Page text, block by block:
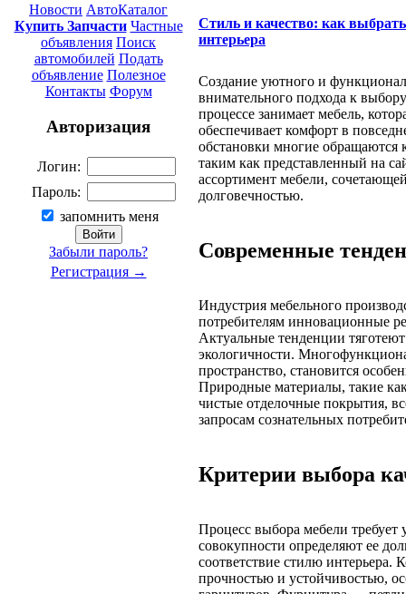
Новости АвтоКаталог
Купить Запчасти Частные
объявления Поиск
автомобилей Подать
объявление Полезное
Контакты Форум
Авторизация
Логин:
Пароль:
запомнить меня
Забыли пароль?
Регистрация →
Стиль и качество: как
интерьера
Создание уютного и
внимательного подхода к
процессе занимает мебель,
обеспечивает комфорт в
обстановки многие обращаются
таким как представленный на
ассортимент мебели,
долговечностью.
Современные
Индустрия мебельного
потребителям инновационные
Актуальные тенденции
экологичности.
пространство, становится
Природные материалы, такие
чистые отделочные покрытия,
запросам сознательных
Критерии выбора
Процесс выбора мебели требует
совокупности определяют ее
соответствие стилю интерьера.
прочностью и устойчивостью,